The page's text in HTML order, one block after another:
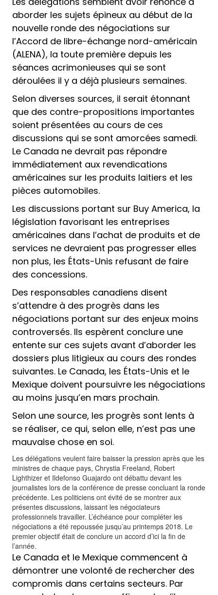
aborder les sujets épineux au début de la
nouvelle ronde des négociations sur
l’Accord de libre-échange nord-américain
(ALENA), la toute première depuis les
séances acrimonieuses qui se sont
déroulées il y a déjà plusieurs semaines.
Selon diverses sources, il serait étonnant
que des contre-propositions importantes
soient présentées au cours de ces
discussions qui se sont amorcées samedi.
Le Canada ne devrait pas répondre
immédiatement aux revendications
américaines sur les produits laitiers et les
pièces automobiles.
Les discussions portant sur Buy America, la
législation favorisant les entreprises
américaines dans l’achat de produits et de
services ne devraient pas progresser elles
non plus, les États-Unis refusant de faire
des concessions.
Des responsables canadiens disent
s’attendre à des progrès dans les
négociations portant sur des enjeux moins
controversés. Ils espèrent conclure une
entente sur ces sujets avant d’aborder les
dossiers plus litigieux au cours des rondes
suivantes. Le Canada, les États-Unis et le
Mexique doivent poursuivre les négociations
au moins jusqu’en mars prochain.
Selon une source, les progrès sont lents à
se réaliser, ce qui, selon elle, n’est pas une
mauvaise chose en soi.
Les délégations veulent faire baisser la pression après que les
ministres de chaque pays, Chrystia Freeland, Robert
Lighthizer et Ildefonso Guajardo ont débattu devant les
journalistes lors de la conférence de presse concluant la ronde
précédente. Les politiciens ont évité de se montrer aux
présentes discussions, laissant les négociateurs
professionnels travailler. L’échéance pour compléter les
négociations a été repoussée jusqu’au printemps 2018. Le
premier objectif était de conclure un accord d’ici la fin de
l’année.
Le Canada et le Mexique commencent à
démontrer une volonté de rechercher des
compromis dans certains secteurs. Par